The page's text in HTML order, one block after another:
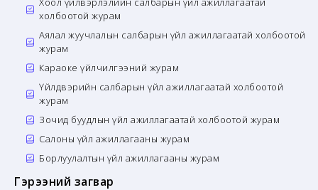
холбоотой журам
Аялал жуучлалын салбарын үйл ажиллагаатай холбоотой
журам
Караоке үйлчилгээний журам
Үйлдвэрийн салбарын үйл ажиллагаатай холбоотой
журам
Зочид буудлын үйл ажиллагаатай холбоотой журам
Салоны үйл ажиллагааны журам
Борлуулалтын үйл ажиллагааны журам
Гэрээний загвар